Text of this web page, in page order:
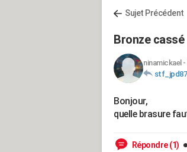
Sujet Précédent
Bronze cassé
ninamickael -
stf_jpd87
Bonjour,
quelle brasure
Répondre (1)